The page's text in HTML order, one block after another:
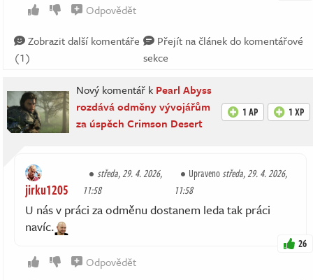
Odpovědět
Zobrazit další komentáře
(1)
Přejít na článek do komentářové
sekce
Nový komentář k Pearl Abyss
rozdává odměny vývojářům
za úspěch Crimson Desert
1 AP 1 XP
jirku1205
středa, 29. 4. 2026,
11:58
Upravenostředa, 29. 4. 2026,
11:58
U nás v práci za odměnu dostanem leda tak práci
navíc.
26
Odpovědět